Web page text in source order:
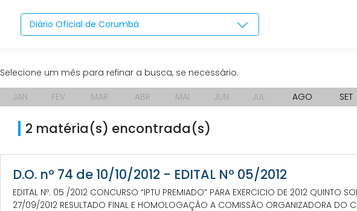
Diário Oficial de Corumbá
Selecione um mês para refinar a busca, se necessário.
JAN
FEV MAR ABR MAI JUN JUL AGO SET
2 matéria(s) encontrada(s)
D.O. nº 74 de 10/10/2012 - EDITAL Nº 05/2012
EDITAL Nº. 05 /2012 CONCURSO “IPTU PREMIADO” PARA EXERCICIO DE 2012 QUINTO
27/09/2012 RESULTADO FINAL E HOMOLOGAÇÃO A COMISSÃO ORGANIZADORA DO